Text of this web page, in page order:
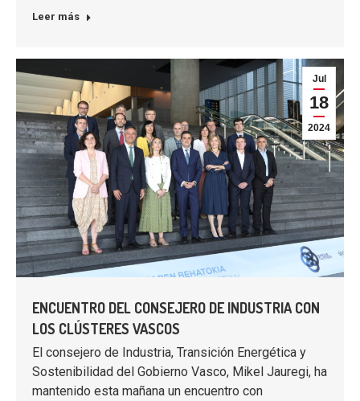
Leer más
Jul
18
2024
ENCUENTRO DEL CONSEJERO DE INDUSTRIA CON
LOS CLÚSTERES VASCOS
El consejero de Industria, Transición Energética y
Sostenibilidad del Gobierno Vasco, Mikel Jauregi, ha
mantenido esta mañana un encuentro con